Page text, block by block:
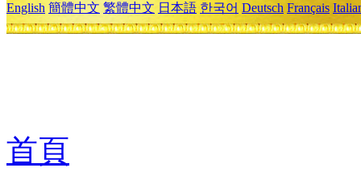
English 簡體中文 繁體中文 日本語 한국어 Deutsch Français
首頁